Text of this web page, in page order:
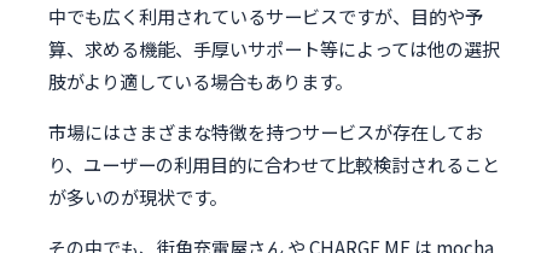
中でも広く利用されているサービスですが、目的や予
算、求める機能、手厚いサポート等によっては他の選択
肢がより適している場合もあります。
市場にはさまざまな特徴を持つサービスが存在してお
り、ユーザーの利用目的に合わせて比較検討されること
が多いのが現状です。
その中でも、街角充電屋さん や CHARGE ME は mocha